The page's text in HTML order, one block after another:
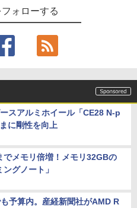
ォローする
スアルミホイール「CE28 N-p
に剛性を向上
でメモリ倍増！メモリ32GBの
ングノート」
予算内。産経新聞社がAMD R